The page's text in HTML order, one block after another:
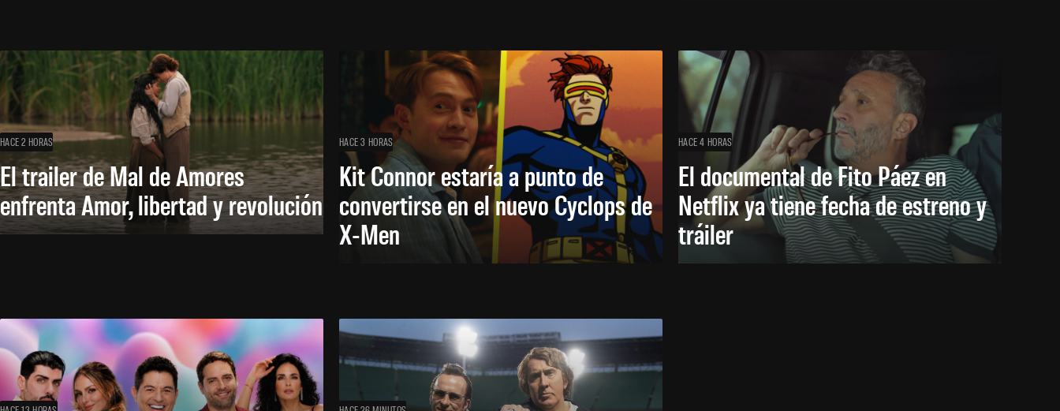
HACE 2 HORAS
El trailer de Mal de Amores
enfrenta Amor, libertad y revolución
HACE 3 HORAS
Kit Connor estaría a punto de
convertirse en el nuevo Cyclops de
X-Men
HACE 4 HORAS
El documental de Fito Páez en
Netflix ya tiene fecha de estreno y
tráiler